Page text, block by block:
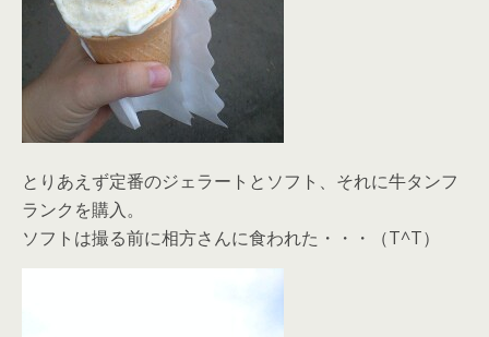
とりあえず定番のジェラートとソフト、それに牛タンフ
ランクを購入。
ソフトは撮る前に相方さんに食われた・・・（T^T）